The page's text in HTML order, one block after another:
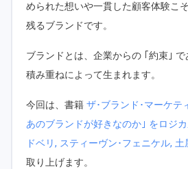
められた想いや一貫した顧客体験こ
残るブランドです。
ブランドとは、企業からの ｢約束｣
積み重ねによって生まれます。
今回は、書籍 ザ･ブランド･マーケテ
あのブランドが好きなのか｣ をロジ
ドベリ, スティーヴン･フェニケル,
取り上げます。